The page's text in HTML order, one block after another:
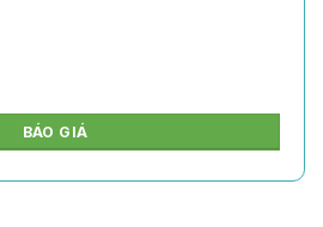
BÁO GIÁ